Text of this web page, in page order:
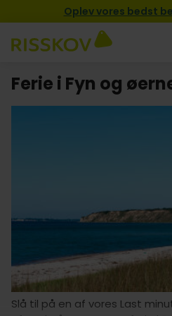
Oplev vores bedst
Slå til på en af vores Last